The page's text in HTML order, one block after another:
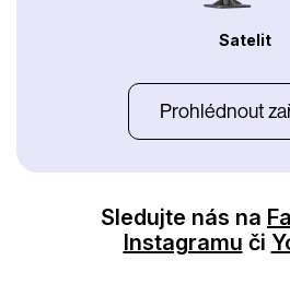
Satelit
Prohlédnout
Sledujte nás na
Instagramu či